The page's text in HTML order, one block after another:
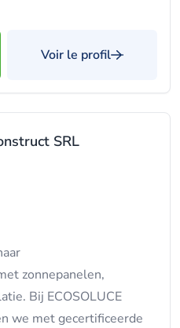
Voir le profil
SRL
zonnepanelen,
Bij ECOSOLUCE
we met gecertificeerde